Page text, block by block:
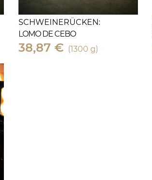
SCHWEINERÜCKEN:
LOMO DE CEBO
38,87 € (1300 g)